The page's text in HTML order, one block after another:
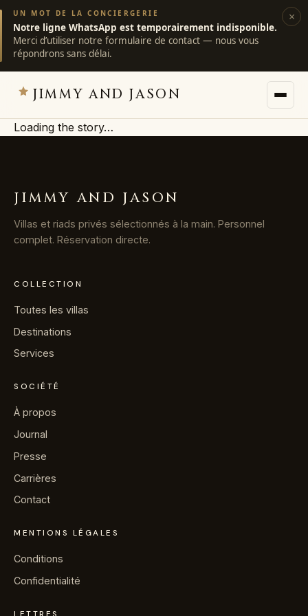
UN MOT DE LA CONCIERGERIE
Notre ligne WhatsApp est temporairement indisponible.
Merci d’utiliser notre formulaire de contact — nous vous
répondrons sans délai.
×
JIMMY AND JASON
Villas
Destinations
Services
Journal
Presse
Contact
Contacter la conciergerie sur WhatsApp
Loading the story…
JIMMY AND JASON
Villas et riads privés sélectionnés à la main. Personnel
complet. Réservation directe.
COLLECTION
Toutes les villas
Destinations
Services
SOCIÉTÉ
À propos
Journal
Presse
Carrières
Contact
MENTIONS LÉGALES
Conditions
Confidentialité